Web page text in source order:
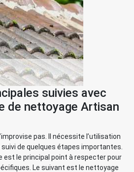
suivies avec
de nettoyage Artisan
pas. Il nécessite l’utilisation
de quelques étapes importantes.
est le principal point à respecter pour
Le suivant est le nettoyage